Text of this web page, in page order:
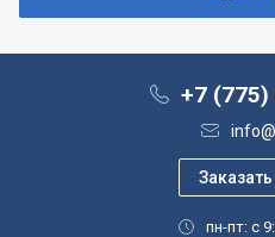
+7 (775)
пн-пт: с